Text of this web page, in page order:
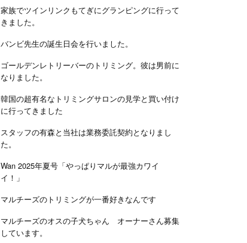
家族でツインリンクもてぎにグランピングに行って
きました。
バンビ先生の誕生日会を行いました。
ゴールデンレトリーバーのトリミング。彼は男前に
なりました。
韓国の超有名なトリミングサロンの見学と買い付け
に行ってきました
スタッフの有森と当社は業務委託契約となりまし
た。
Wan 2025年夏号「やっぱりマルが最強カワイ
イ！」
マルチーズのトリミングが一番好きなんです
マルチーズのオスの子犬ちゃん オーナーさん募集
しています。